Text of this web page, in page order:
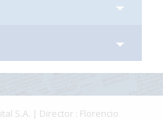
S.A. | Director : Florencio